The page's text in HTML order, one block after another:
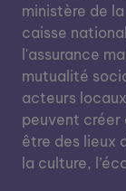
ministère de
caisse
l'assurance
mutualité
acteurs
peuvent créer
être des lieux
la culture,